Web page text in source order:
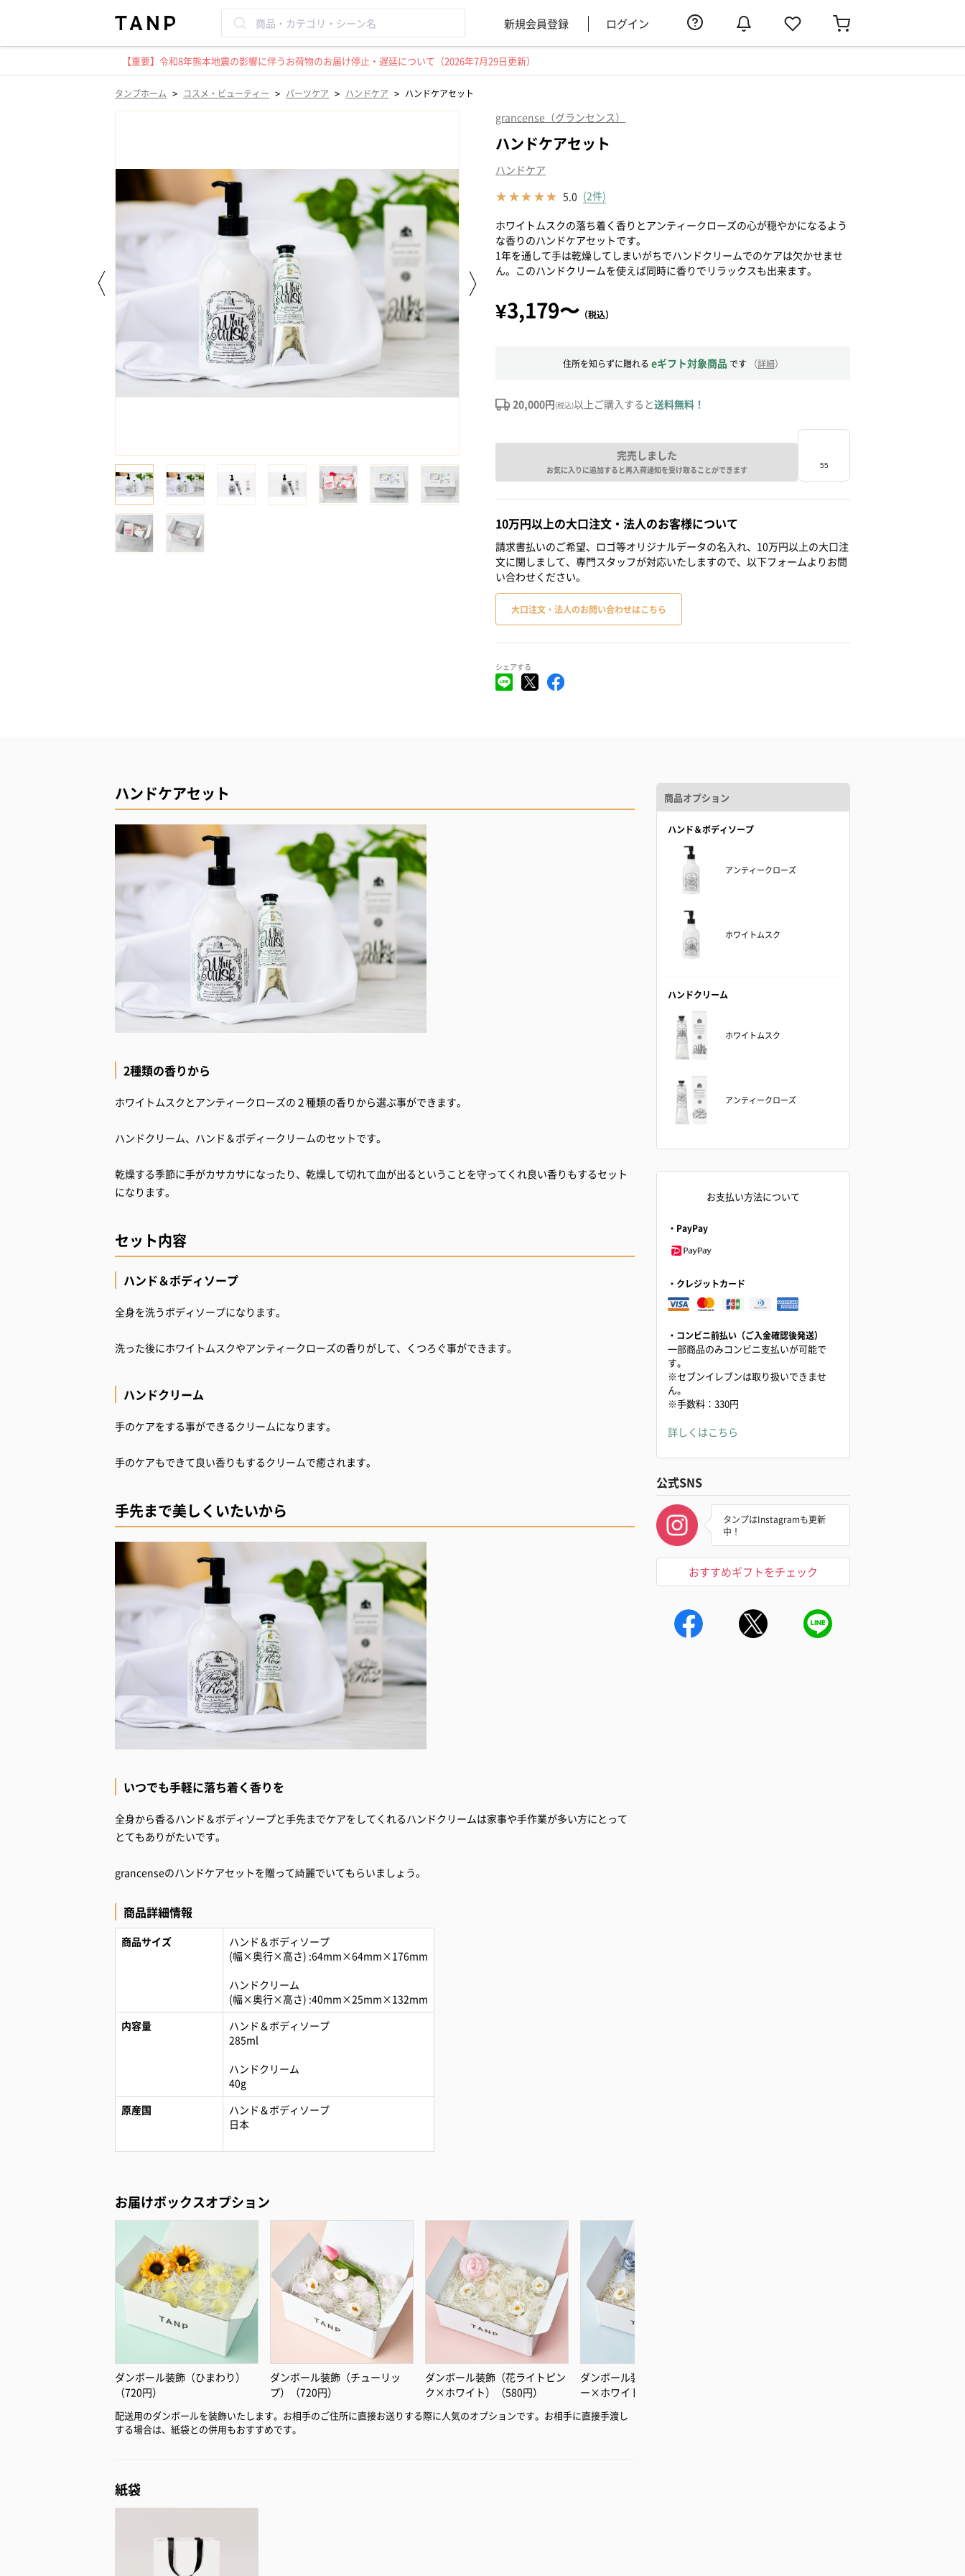
新規会員登録 ログイン
【重要】令和8年熊本地震の影響に伴うお荷物のお届け停止・遅延について（2026年7月29日更新）
タンプホーム > コスメ・ビューティー > パーツケア > ハンドケア > ハンドケアセット
grancense（グランセンス）
ハンドケアセット
ハンドケア
5.0 (2件)
ホワイトムスクの落ち着く香りとアンティークローズの心が穏やかになるよう
な香りのハンドケアセットです。
1年を通して手は乾燥してしまいがちでハンドクリームでのケアは欠かせませ
ん。このハンドクリームを使えば同時に香りでリラックスも出来ます。
¥3,179〜 （税込）
住所を知らずに贈れる eギフト対象商品 です （詳細）
20,000円(税込)以上ご購入すると送料無料！
完売しました
お気に入りに追加すると再入荷通知を受け取ることができます
10万円以上の大口注文・法人のお客様について
請求書払いのご希望、ロゴ等オリジナルデータの名入れ、10万円以上の大口注
文に関しまして、専門スタッフが対応いたしますので、以下フォームよりお問
い合わせください。
大口注文・法人のお問い合わせはこちら
シェアする
ハンドケアセット
2種類の香りから
ホワイトムスクとアンティークローズの２種類の香りから選ぶ事ができます。
ハンドクリーム、ハンド＆ボディークリームのセットです。
乾燥する季節に手がカサカサになったり、乾燥して切れて血が出るということを守ってくれ良い香りもするセット
になります。
セット内容
ハンド＆ボディソープ
全身を洗うボディソープになります。
洗った後にホワイトムスクやアンティークローズの香りがして、くつろぐ事ができます。
ハンドクリーム
手のケアをする事ができるクリームになります。
手のケアもできて良い香りもするクリームで癒されます。
手先まで美しくいたいから
いつでも手軽に落ち着く香りを
全身から香るハンド＆ボディソープと手先までケアをしてくれるハンドクリームは家事や手作業が多い方にとって
とてもありがたいです。
grancenseのハンドケアセットを贈って綺麗でいてもらいましょう。
商品詳細情報
商品サイズ
ハンド＆ボディソープ
(幅×奥行×高さ) :64mm×64mm×176mm
ハンドクリーム
(幅×奥行×高さ) :40mm×25mm×132mm
内容量
ハンド＆ボディソープ
285ml
ハンドクリーム
40g
原産国
ハンド＆ボディソープ
日本
お届けボックスオプション
ダンボール装飾（ひまわり）
（720円）
ダンボール装飾（チューリッ
プ）（720円）
ダンボール装飾（花ライトピン
ク×ホワイト）（580円）
ダンボール装飾（花ライトブル
ー×ホワイト）（580円）
配送用のダンボールを装飾いたします。お相手のご住所に直接お送りする際に人気のオプションです。お相手に直接手渡し
する場合は、紙袋との併用もおすすめです。
紙袋
商品オプション
ハンド＆ボディソープ
アンティークローズ
ホワイトムスク
ハンドクリーム
ホワイトムスク
アンティークローズ
お支払い方法について
・PayPay
・クレジットカード
・コンビニ前払い（ご入金確認後発送）
一部商品のみコンビニ支払いが可能で
す。
※セブンイレブンは取り扱いできませ
ん。
※手数料：330円
詳しくはこちら
公式SNS
タンプはInstagramも更新
中！
おすすめギフトをチェック